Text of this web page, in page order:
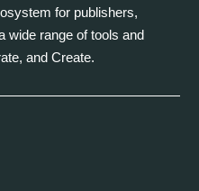
for publishers,
wide range of tools and
and Create.